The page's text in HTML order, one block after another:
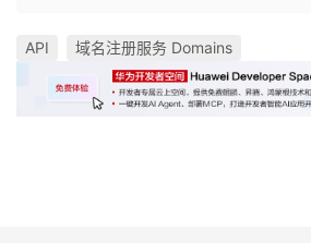
API 域名注册服务 Domains